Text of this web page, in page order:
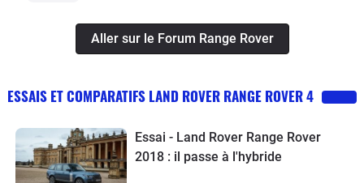
Aller sur le Forum Range Rover
ESSAIS ET COMPARATIFS LAND ROVER RANGE ROVER 4
Essai - Land Rover Range Rover
2018 : il passe à l'hybride